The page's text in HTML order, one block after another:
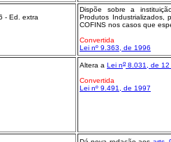
- Ed. extra
Dispõe sobre a
Produtos Industrializados,
COFINS nos casos que
Convertida
Lei nº 9.363, de 1996
Altera a Lei no 8.031, de
Convertida
Lei nº 9.491, de 1997